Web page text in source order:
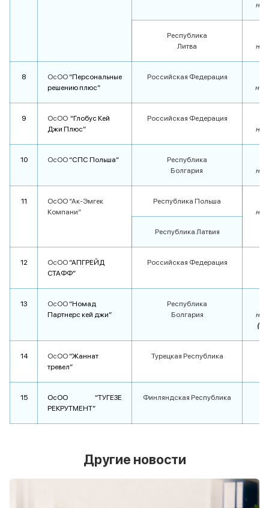
на
Республика
Литва
на
8 ОсОО“Персональные
решению плюс”
Российская Федерация
на
9 ОсОО “Глобус Кей
Джи Плюс”
Российская Федерация
на
10 ОсОО“СПС Польша”
Республика
Болгария
на
11
ОсОО “Ак-Эмгек
Компани”
Республика Польша
на
Республика Латвия
12 ОсОО“АПГРЕЙД
СТАФФ”
Российская Федерация
13 ОсОО“Номад
Партнерс кей джи”
Республика
Болгария
на
(с
14 ОсОО“Жаннат
тревел”
Турецкая Республика
15
ОсОО “ТУГЕЗЕ
РЕКРУТМЕНТ”
Финляндская Республика
Другие новости